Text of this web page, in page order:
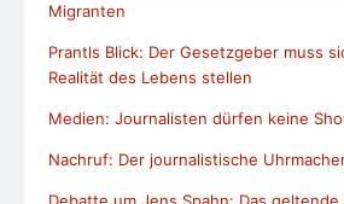
Migranten
Prantls Blick: Der Gesetzgeber muss
Realität des Lebens stellen
Medien: Journalisten dürfen keine
Nachruf: Der journalistische